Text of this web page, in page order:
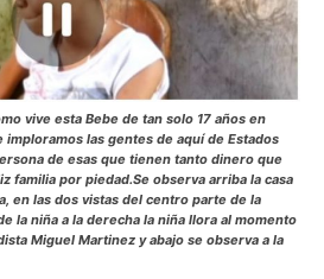
vive esta Bebe de tan solo 17 años en
imploramos las gentes de aquí de Estados
de esas que tienen tanto dinero que
familia por piedad.Se observa arriba la casa
en las dos vistas del centro parte de la
la niña a la derecha la niña llora al momento
Miguel Martinez y abajo se observa a la